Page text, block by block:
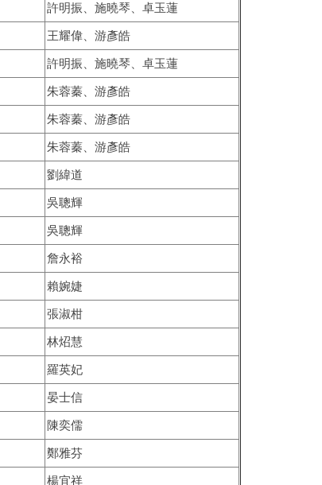
許明振、施曉琴、卓玉蓮
王耀偉、游彥皓
許明振、施曉琴、卓玉蓮
朱蓉蓁、游彥皓
朱蓉蓁、游彥皓
朱蓉蓁、游彥皓
劉緯道
吳聰輝
吳聰輝
詹永裕
賴婉婕
張淑柑
林炤慧
羅英妃
晏士信
陳奕儒
鄭雅芬
楊宜祥